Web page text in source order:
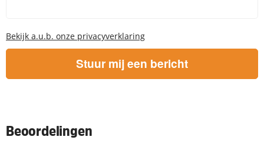
Bekijk a.u.b. onze privacyverklaring
Stuur mij een bericht
Beoordelingen